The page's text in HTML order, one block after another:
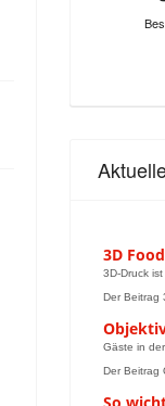
3D
3D-Druck
Der Beitrag
Gäste in
Der Beitrag